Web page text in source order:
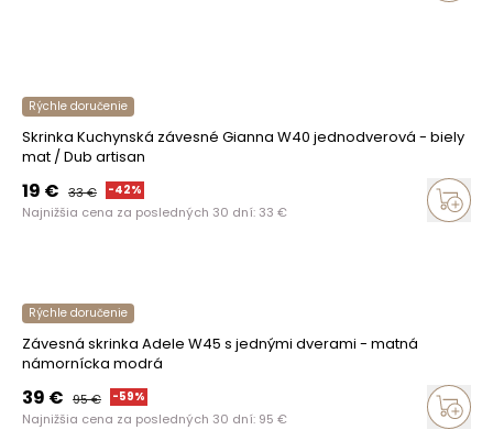
Rýchle doručenie
Skrinka Kuchynská závesné Gianna W40 jednodverová - biely
mat / Dub artisan
19 € 33€ -42%
Najnižšia cena za posledných 30 dní: 33 €
Rýchle doručenie
Závesná skrinka Adele W45 s jednými dverami - matná
námornícka modrá
39 € 95€ -59%
Najnižšia cena za posledných 30 dní: 95 €